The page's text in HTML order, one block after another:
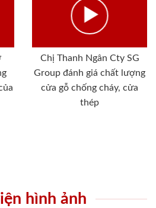
Chị Thanh Ngân Cty SG
Group đánh giá chất lượng
cửa gỗ chống cháy, cửa
thép
hình ảnh